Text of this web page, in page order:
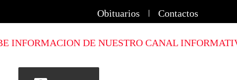
Obituarios
Contactos
INFORMACION DE NUESTRO CANAL